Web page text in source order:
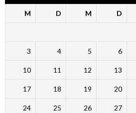
M D M D
3 4 5 6
10 11 12 13
17 18 19 20
24 25 26 27